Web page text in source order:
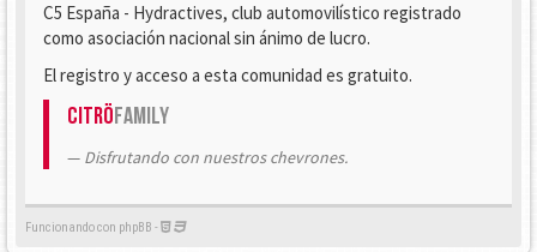
C5 España - Hydractives, club automovilístico registrado
como asociación nacional sin ánimo de lucro.
El registro y acceso a esta comunidad es gratuito.
CitröFamily
Disfrutando con nuestros chevrones.
Funcionando con phpBB -